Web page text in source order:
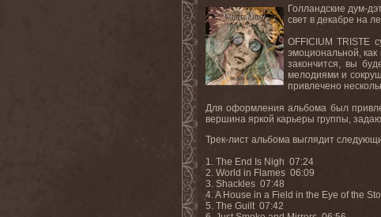
Голландские дум-
свет в декабре на
OFFICIUM TRISTE
эмоциональной,
закончится, вы
мелодиями и
привлечено
Для оформления альбома был
вершина яркой карьеры группы,
Трек-лист альбома выглядит
1. The End Is Nigh 07:24
2. World in Flames 06:09
3. Shackles 07:48
4. A House in a Field in the Eye of the
5. The Guilt 07:42